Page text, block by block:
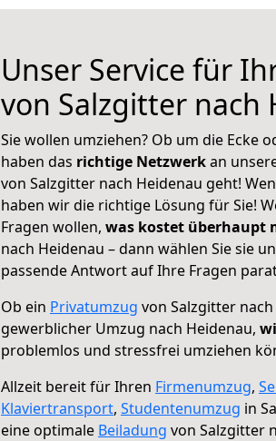
Unser Service für
von Salzgitter nach
Sie wollen umziehen? Ob um die Ecke
haben das richtige Netzwerkan
von Salzgitter nach Heidenau geht!
haben wir die richtige Lösung für Sie!
Fragen wollen, was kostet überhaupt
nach Heidenau – dann wählen Sie sie
passende Antwort auf Ihre Fragen
Ob ein Privatumzug von Salzgitter
gewerblicher Umzug nach Heidenau,
problemlos und stressfrei umziehen
Allzeit bereit für Ihren Firmenumzug,
Klaviertransport, Studentenumzug in
eine optimale Beiladung von Salzgitter